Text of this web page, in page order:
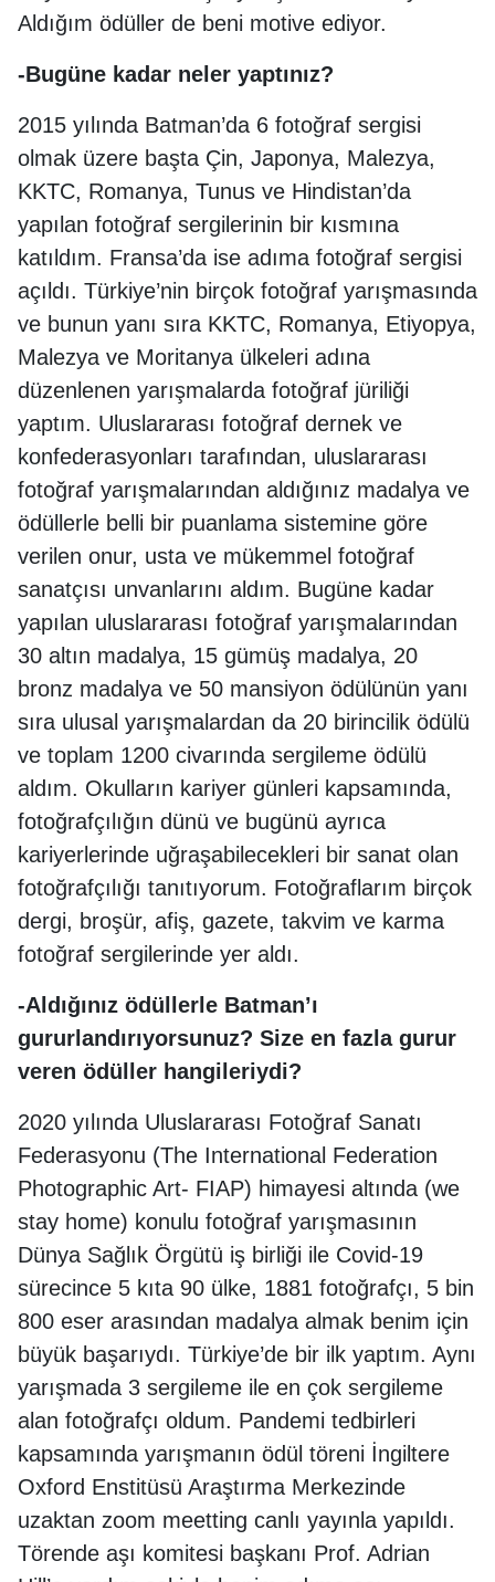
Aldığım ödüller de beni motive ediyor.
-Bugüne kadar neler yaptınız?
2015 yılında Batman’da 6 fotoğraf sergisi
olmak üzere başta Çin, Japonya, Malezya,
KKTC, Romanya, Tunus ve Hindistan’da
yapılan fotoğraf sergilerinin bir kısmına
katıldım. Fransa’da ise adıma fotoğraf sergisi
açıldı. Türkiye’nin birçok fotoğraf yarışmasında
ve bunun yanı sıra KKTC, Romanya, Etiyopya,
Malezya ve Moritanya ülkeleri adına
düzenlenen yarışmalarda fotoğraf jüriliği
yaptım. Uluslararası fotoğraf dernek ve
konfederasyonları tarafından, uluslararası
fotoğraf yarışmalarından aldığınız madalya ve
ödüllerle belli bir puanlama sistemine göre
verilen onur, usta ve mükemmel fotoğraf
sanatçısı unvanlarını aldım. Bugüne kadar
yapılan uluslararası fotoğraf yarışmalarından
30 altın madalya, 15 gümüş madalya, 20
bronz madalya ve 50 mansiyon ödülünün yanı
sıra ulusal yarışmalardan da 20 birincilik ödülü
ve toplam 1200 civarında sergileme ödülü
aldım. Okulların kariyer günleri kapsamında,
fotoğrafçılığın dünü ve bugünü ayrıca
kariyerlerinde uğraşabilecekleri bir sanat olan
fotoğrafçılığı tanıtıyorum. Fotoğraflarım birçok
dergi, broşür, afiş, gazete, takvim ve karma
fotoğraf sergilerinde yer aldı.
-Aldığınız ödüllerle Batman’ı
gururlandırıyorsunuz? Size en fazla gurur
veren ödüller hangileriydi?
2020 yılında Uluslararası Fotoğraf Sanatı
Federasyonu (The International Federation
Photographic Art- FIAP) himayesi altında (we
stay home) konulu fotoğraf yarışmasının
Dünya Sağlık Örgütü iş birliği ile Covid-19
sürecince 5 kıta 90 ülke, 1881 fotoğrafçı, 5 bin
800 eser arasından madalya almak benim için
büyük başarıydı. Türkiye’de bir ilk yaptım. Aynı
yarışmada 3 sergileme ile en çok sergileme
alan fotoğrafçı oldum. Pandemi tedbirleri
kapsamında yarışmanın ödül töreni İngiltere
Oxford Enstitüsü Araştırma Merkezinde
uzaktan zoom meetting canlı yayınla yapıldı.
Törende aşı komitesi başkanı Prof. Adrian